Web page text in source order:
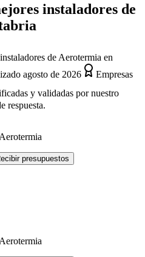
instaladores de
de Aerotermia en
agosto de 2026
Empresas
y validadas por nuestro
respuesta.
presupuestos